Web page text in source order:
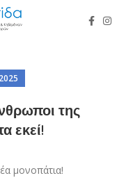
της
εκεί!
μονοπάτια!